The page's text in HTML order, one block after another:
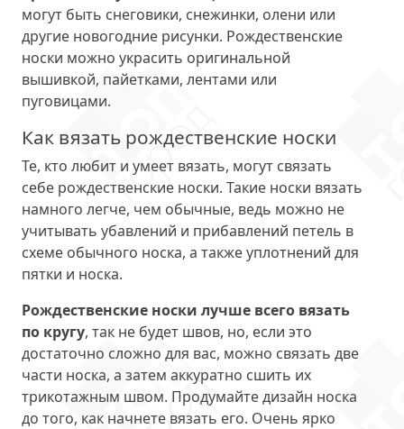
могут быть снеговики, снежинки, олени или
другие новогодние рисунки. Рождественские
носки можно украсить оригинальной
вышивкой, пайетками, лентами или
пуговицами.
Как вязать рождественские носки
Те, кто любит и умеет вязать, могут связать
себе рождественские носки. Такие носки вязать
намного легче, чем обычные, ведь можно не
учитывать убавлений и прибавлений петель в
схеме обычного носка, а также уплотнений для
пятки и носка.
Рождественские носки лучше всего вязать
по кругу, так не будет швов, но, если это
достаточно сложно для вас, можно связать две
части носка, а затем аккуратно сшить их
трикотажным швом. Продумайте дизайн носка
до того, как начнете вязать его. Очень ярко